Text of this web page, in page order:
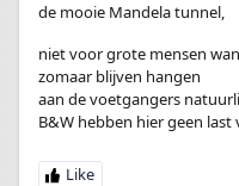
de mooie Mandela tunnel,
niet voor grote mensen
zomaar blijven hangen
aan de voetgangers
B&W hebben hier geen